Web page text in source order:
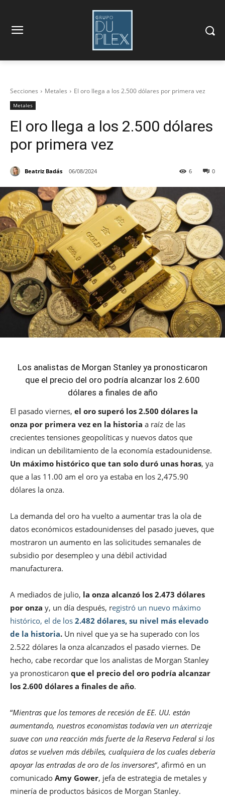
Secciones Metales El oro llega a los 2.500 dólares por primera vez
Metales
El oro llega a los 2.500 dólares
por primera vez
Beatriz Badás 06/08/2024 0
6
Los analistas de Morgan Stanley ya pronosticaron
que el precio del oro podría alcanzar los 2.600
dólares a finales de año
El pasado viernes, el oro superó los 2.500 dólares la
onza por primera vez en la historia a raíz de las
crecientes tensiones geopolíticas y nuevos datos que
indican un debilitamiento de la economía estadounidense.
Un máximo histórico que tan solo duró unas horas, ya
que a las 11.00 am el oro ya estaba en los 2,475.90
dólares la onza.
La demanda del oro ha vuelto a aumentar tras la ola de
datos económicos estadounidenses del pasado jueves, que
mostraron un aumento en las solicitudes semanales de
subsidio por desempleo y una débil actividad
manufacturera.
A mediados de julio, la onza alcanzó los 2.473 dólares
por onza y, un día después, registró un nuevo máximo
histórico, el de los 2.482 dólares, su nivel más elevado
de la historia. Un nivel que ya se ha superado con los
2.522 dólares la onza alcanzados el pasado viernes. De
hecho, cabe recordar que los analistas de Morgan Stanley
ya pronosticaron que el precio del oro podría alcanzar
los 2.600 dólares a finales de año.
“Mientras que los temores de recesión de EE. UU. están
aumentando, nuestros economistas todavía ven un aterrizaje
suave con una reacción más fuerte de la Reserva Federal si los
datos se vuelven más débiles, cualquiera de los cuales debería
apoyar las entradas de oro de los inversores“, afirmó en un
comunicado Amy Gower, jefa de estrategia de metales y
minería de productos básicos de Morgan Stanley.